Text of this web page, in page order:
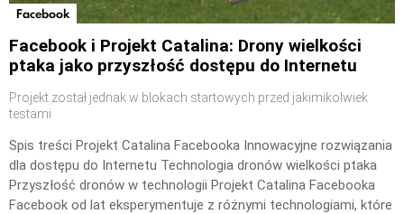
Facebook
Facebook i Projekt Catalina: Drony wielkości
ptaka jako przyszłość dostępu do Internetu
Projekt został jednak w blokach startowych przed jakimikolwiek
testami
Spis treści Projekt Catalina Facebooka Innowacyjne rozwiązania
dla dostępu do Internetu Technologia dronów wielkości ptaka
Przyszłość dronów w technologii Projekt Catalina Facebooka
Facebook od lat eksperymentuje z różnymi technologiami, które